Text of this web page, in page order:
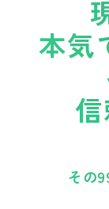
本気
その